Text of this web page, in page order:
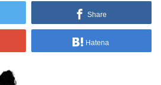
Share
Hatena